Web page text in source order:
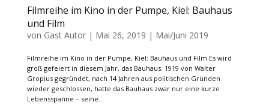
Filmreihe im Kino in der Pumpe, Kiel: Bauhaus
und Film
von Gast Autor| Mai 26, 2019 | Mai/Juni 2019
Filmreihe im Kino in der Pumpe, Kiel: Bauhaus und Film Es wird
groß gefeiert in diesem Jahr, das Bauhaus. 1919 von Walter
Gropius gegründet, nach 14 Jahren aus politischen Gründen
wieder geschlossen, hatte das Bauhaus zwar nur eine kurze
Lebensspanne – seine...